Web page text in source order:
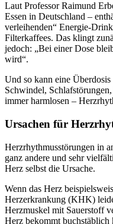
Laut Professor Raimund
Essen in Deutschland –
verleihenden“ Energie-
Filterkaffees. Das klingt
jedoch: „Bei einer Dose
wird“.
Und so kann eine
Schwindel,
immer harmlosen –
Ursachen für
Herzrhythmusstörungen in
ganz andere und sehr
Herz selbst die Ursache.
Wenn das Herz
Herzerkrankung (KHK)
Herzmuskel mit Sauerstoff
Herz bekommt